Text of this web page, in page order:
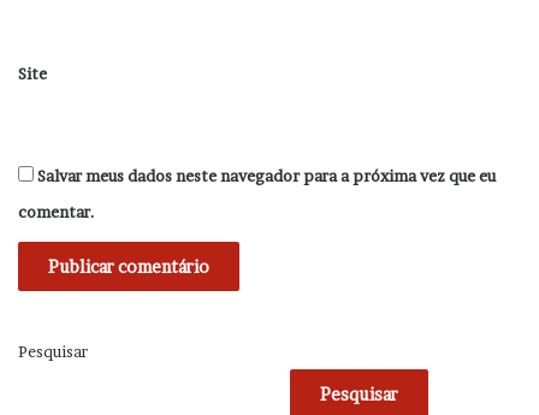
Site
Salvar meus dados neste navegador para a próxima vez que eu
comentar.
Pesquisar
Pesquisar